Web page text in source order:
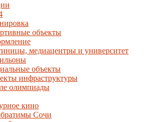
объекты
медиацентры и университет
объекты
инфраструктуры
олимпиады
кино
Сочи